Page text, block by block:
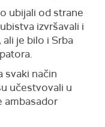
ubijali od strane
izvršavali i
je bilo i Srba
svaki način
učestvovali u
ambasador